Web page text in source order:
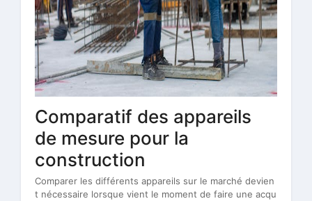
Comparatif des appareils
de mesure pour la
construction
Comparer les différents appareils sur le marché devien
t nécessaire lorsque vient le moment de faire une acqu